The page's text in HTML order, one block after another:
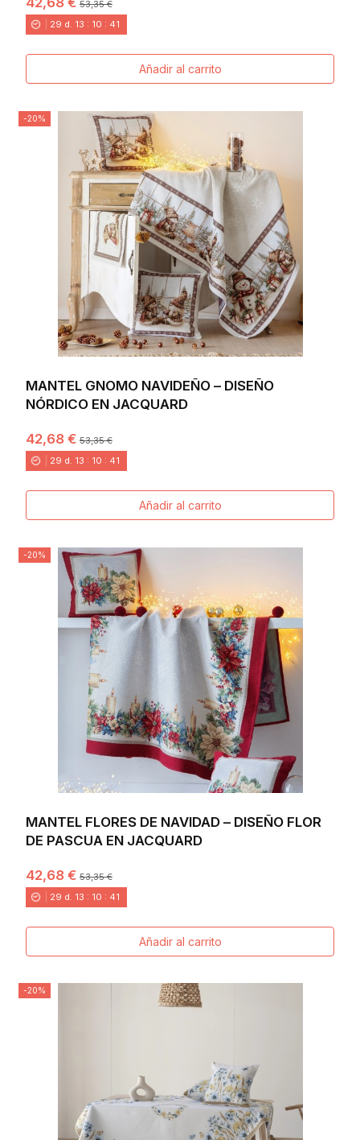
53,35 €
29 d. 13 : 10 : 40
Añadir al carrito
-20%
MANTEL GNOMO NAVIDEÑO – DISEÑO
NÓRDICO EN JACQUARD
42,68 €53,35 €
29 d. 13 : 10 : 40
Añadir al carrito
-20%
MANTEL FLORES DE NAVIDAD – DISEÑO FLOR
DE PASCUA EN JACQUARD
42,68 €53,35 €
29 d. 13 : 10 : 40
Añadir al carrito
-20%